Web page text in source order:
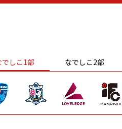
- -
でしこ1部 なでしこ2部